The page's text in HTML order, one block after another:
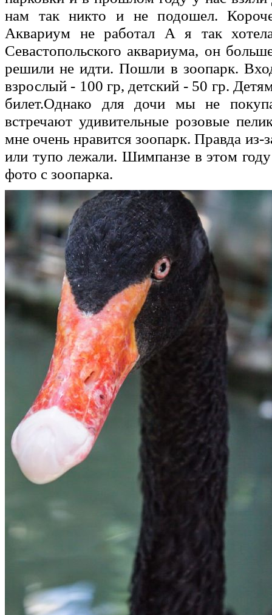
нам так никто и не подошел.
Аквариум не работал А я так
Севастопольского аквариума, он
решили не идти. Пошли в зоопарк.
взрослый - 100 гр, детский - 50 гр.
билет.Однако для дочи мы не
встречают удивительные розовые
мне очень нравится зоопарк. Правда
или тупо лежали. Шимпанзе в этом
фото с зоопарка.